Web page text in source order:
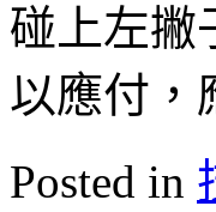
碰上左撇
以應付
Posted in